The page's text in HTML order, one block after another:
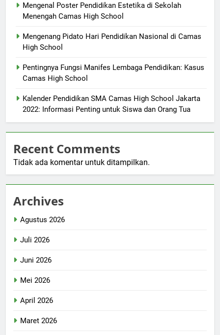
Mengenal Poster Pendidikan Estetika di Sekolah
Menengah Camas High School
Mengenang Pidato Hari Pendidikan Nasional di Camas
High School
Pentingnya Fungsi Manifes Lembaga Pendidikan: Kasus
Camas High School
Kalender Pendidikan SMA Camas High School Jakarta
2022: Informasi Penting untuk Siswa dan Orang Tua
Recent Comments
Tidak ada komentar untuk ditampilkan.
Archives
Agustus 2026
Juli 2026
Juni 2026
Mei 2026
April 2026
Maret 2026